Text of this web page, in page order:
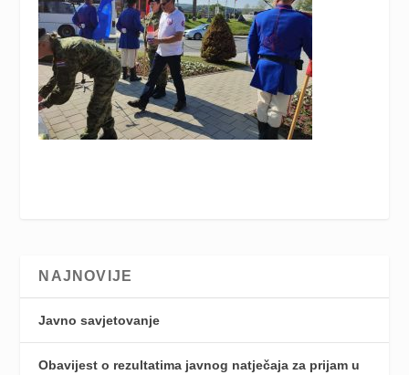
NAJNOVIJE
Javno savjetovanje
Obavijest o rezultatima javnog natječaja za prijam u